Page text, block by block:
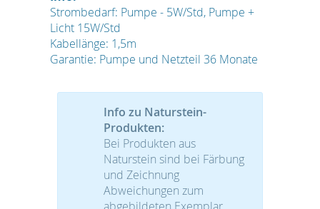
Strombedarf: Pumpe - 5W/Std, Pumpe +
Licht 15W/Std
Kabellänge: 1,5m
Garantie: Pumpe und Netzteil 36 Monate
Info zu Naturstein-
Produkten:
Bei Produkten aus
Naturstein sind bei Färbung
und Zeichnung
Abweichungen zum